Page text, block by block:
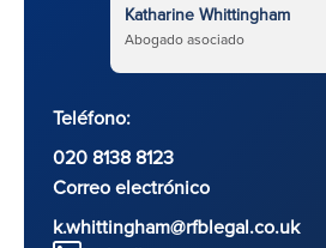
Katharine Whittingham
Abogado asociado
Teléfono:
020 8138 8123
Correo electrónico
k.whittingham@rfblegal.co.uk